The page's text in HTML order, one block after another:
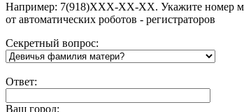
Например: 7(918)XXX-XX-XX. Укажите номер
от автоматических роботов - регистраторов
Секретный вопрос:
Ответ:
Ваш город: